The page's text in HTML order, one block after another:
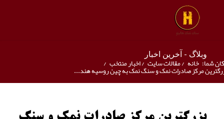
وبلاگ - آخرین اخبار
شما: خانه /مقالات سایت /اخبار منتخب /
مرکز صادرات نمک و سنگ نمک به چین روسیه هند...